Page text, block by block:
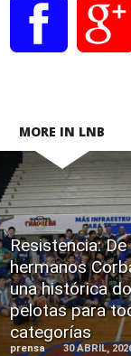
MORE IN LNB
Resistencia:
hermanos
una histórica
pelotas para
categorías
prensa 30 ABRIL,